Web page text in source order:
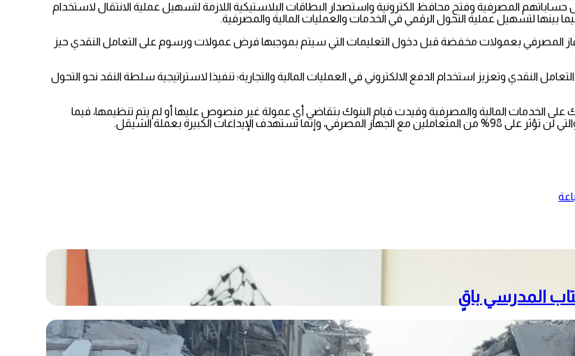
المصرفية وفتح محافظ الكترونية واستصدار البطاقات البلاستيكية اللازمة لتسهيل عملية الانتقال لاستخدام
بينها لتسهيل عملية التحول الرقمي في الخدمات والعمليات المالية والمصرفية.
الجهاز المصرفي بعمولات مخفضة قبل دخول التعليمات التي سيتم بموجبها فرض عمولات ورسوم على التعامل النقدي حيز
وتعزيز استخدام الدفع الالكتروني في العمليات المالية والتجارية؛ تنفيذا لاستراتيجية سلطة النقد نحو التحول
الخدمات المالية والمصرفية وقيدت قيام البنوك بتقاضي أي عمولة غير منصوص عليها أو لم يتم تنظيمها، فيما
الكبيرة بعملة الشيقل.
المدرسي باقٍ